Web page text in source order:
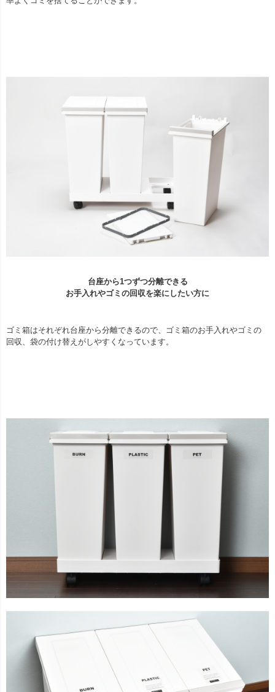
台座から1つずつ分離できる
お手入れやゴミの回収を楽にしたい方に
ゴミ箱はそれぞれ台座から分離できるので、ゴミ箱のお手入れやゴミの
回収、袋の付け替えがしやすくなっています。